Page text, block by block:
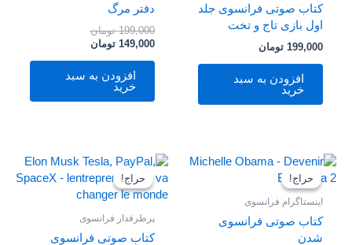
کتاب صوتی فرانسوی جلد
اول بازی تاج و تخت
199,000 تومان
افزودن به سبد
خرید
دفتر مرگ
199,000 تومان
149,000 تومان
افزودن به سبد
خرید
حراج!
حراج!
اینستاگرام فرانسوی
کتاب صوتی فرانسوی
شدن
قیمت
بود.
قیمت
است.
حراج!
حراج!
پرطرفدار فرانسوی
کتاب صوتی فرانسوی
قیمت
اصلی
199,000 تومان
بود.
قیمت
فعلی
149,000 تومان
است.